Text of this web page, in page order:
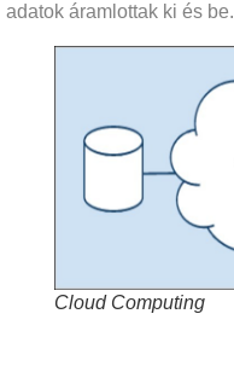
adatok áramlottak ki és be.
Cloud Computing